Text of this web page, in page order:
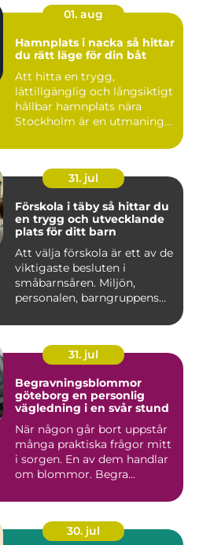
01. aug
Hamnplats i nacka så hittar
du rätt läge för din båt
Att hitta en trygg,
lättillgänglig och långsiktigt
hållbar hamnplats nära
Stockholm är en utmaning
31. jul
Förskola i täby så hittar du
en trygg och utvecklande
plats för ditt barn
Att välja förskola är ett av de
viktigaste besluten i
småbarnsåren. Miljön,
personalen, barngruppens...
31. jul
Begravningsblommor
göteborg en personlig
vägledning i en svår stund
När någon går bort uppstår
många praktiska frågor mitt
i sorgen. En av dem handlar
om blommor. Begra...
30. jul